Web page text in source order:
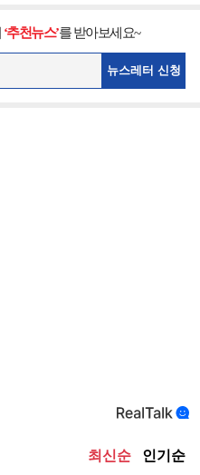
‘추천뉴스’를 받아보세요~
뉴스레터 신청